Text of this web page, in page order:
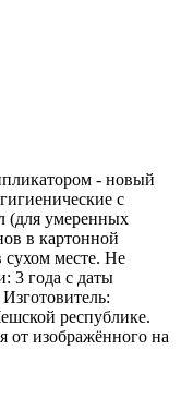
- новый
с
(для умеренных
в картонной
сухом месте. Не
3 года с даты
республике.
от изображённого на